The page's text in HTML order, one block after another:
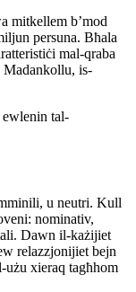
mitkellem b’mod
persuna. Bħala
mal-qraba
Madankollu, is-
tal-
u neutri. Kull
nominativ,
Dawn il-każijiet
relazzjonijiet bejn
xieraq tagħhom